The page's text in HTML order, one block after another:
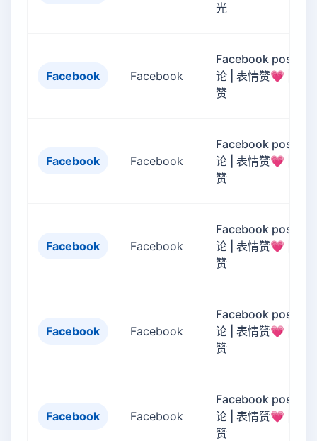
光
Facebook Facebook
Facebook post评
论 | 表情赞💗 | 评论
赞
Facebook Facebook
Facebook post评
论 | 表情赞💗 | 评论
赞
Facebook Facebook
Facebook post评
论 | 表情赞💗 | 评论
赞
Facebook Facebook
Facebook post评
论 | 表情赞💗 | 评论
赞
Facebook Facebook
Facebook post评
论 | 表情赞💗 | 评论
赞